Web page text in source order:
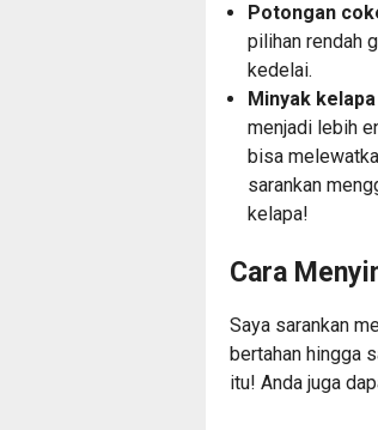
Potongan
pilihan rendah
kedelai.
Minyak kelapa
menjadi lebih
bisa
sarankan
kelapa!
Cara
Saya sarankan
bertahan hingga
itu! Anda juga